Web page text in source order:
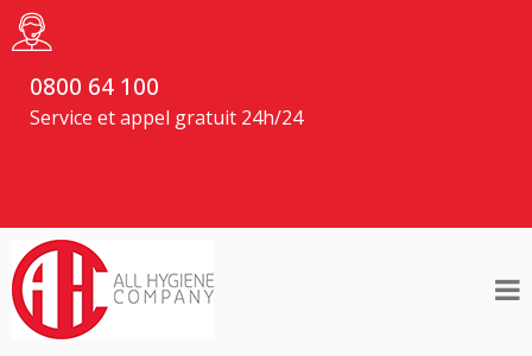
0800 64 100
Service et appel gratuit 24h/24